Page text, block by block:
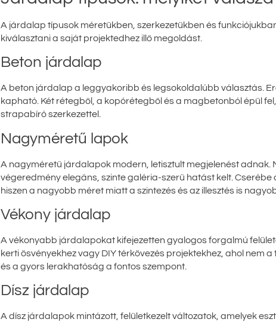
A járdalap típusok méretükben, szerkezetükben és
kiválasztani a saját projektedhez illő megoldást.
Beton járdalap
A beton járdalap a leggyakoribb és legsokoldalúbb választás.
kapható. Két rétegből, a kopórétegből és a magbetonból épül
strapabíró szerkezettel.
Nagyméretű lapok
A nagyméretű járdalapok modern, letisztult megjelenést adnak.
végeredmény elegáns, szinte galéria-szerű hatást kelt. Cserébe
hiszen a nagyobb méret miatt a szintezés és az illesztés is
Vékony járdalap
A vékonyabb járdalapokat kifejezetten gyalogos forgalmú
kerti ösvényekhez vagy DIY térkövezés projektekhez, ahol nem
és a gyors lerakhatóság a fontos szempont.
Dísz járdalap
A dísz járdalapok mintázott, felületkezelt változatok, amelyek